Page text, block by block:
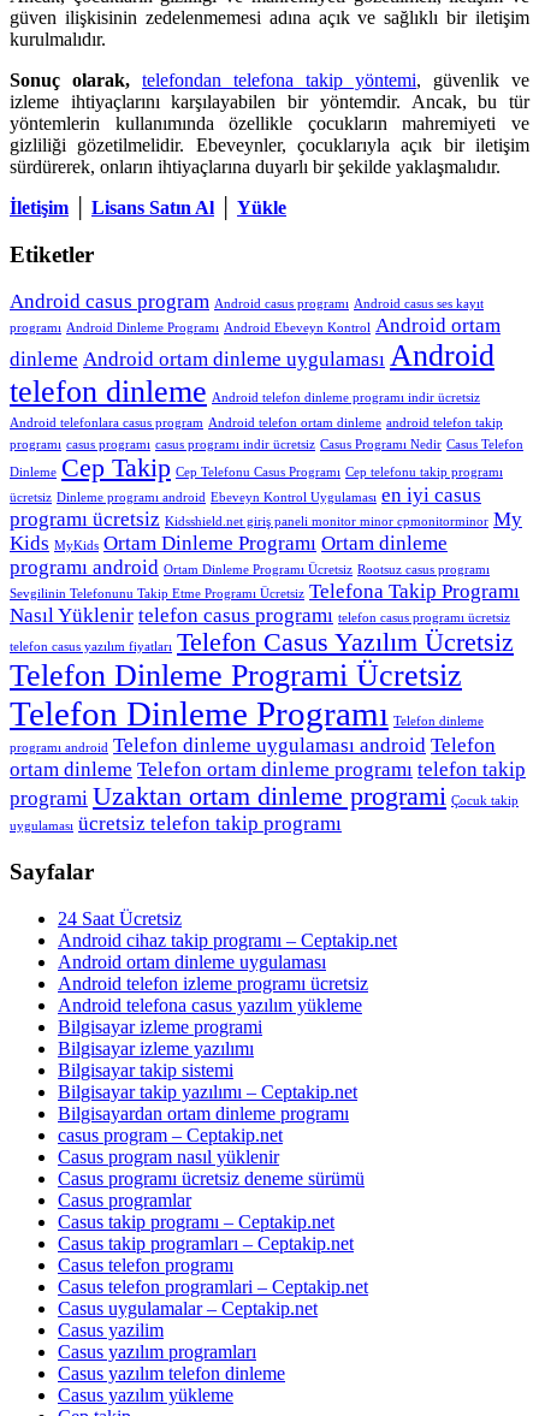
güven ilişkisinin zedelenmemesi adına açık ve sağlıklı bir iletişim
kurulmalıdır.
Sonuç olarak, telefondan telefona takip yöntemi, güvenlik ve
izleme ihtiyaçlarını karşılayabilen bir yöntemdir. Ancak, bu tür
yöntemlerin kullanımında özellikle çocukların mahremiyeti ve
gizliliği gözetilmelidir. Ebeveynler, çocuklarıyla açık bir iletişim
sürdürerek, onların ihtiyaçlarına duyarlı bir şekilde yaklaşmalıdır.
İletişim
Lisans Satın Al Yükle
Etiketler
Android casus program Android casus programı Android casus ses kayıt
programı Android Dinleme Programı Android Ebeveyn Kontrol Android ortam
dinleme Android ortam dinleme uygulaması Android
telefon dinleme Android telefon dinleme programı indir ücretsiz
Android telefonlara casus program Android telefon ortam dinleme android telefon takip
programı casus programı casus programı indir ücretsiz Casus Programı Nedir Casus Telefon
Dinleme Cep Takip Cep Telefonu Casus Programı Cep telefonu takip programı
ücretsiz Dinleme programı android Ebeveyn Kontrol Uygulaması en iyi casus
programı ücretsiz Kidsshield.net giriş paneli monitor minor cpmonitorminor My
Kids MyKids Ortam Dinleme Programı Ortam dinleme
programı android Ortam Dinleme Programı Ücretsiz Rootsuz casus programı
Sevgilinin Telefonunu Takip Etme Programı Ücretsiz Telefona Takip Programı
Nasıl Yüklenir telefon casus programı telefon casus programı ücretsiz
telefon casus yazılım fiyatları Telefon Casus Yazılım Ücretsiz
Telefon Dinleme Programi Ücretsiz
Telefon Dinleme Programı Telefon dinleme
programı android Telefon dinleme uygulaması android Telefon
ortam dinleme Telefon ortam dinleme programı telefon takip
programi Uzaktan ortam dinleme programi Çocuk takip
uygulaması ücretsiz telefon takip programı
Sayfalar
24 Saat Ücretsiz
Android cihaz takip programı – Ceptakip.net
Android ortam dinleme uygulaması
Android telefon izleme programı ücretsiz
Android telefona casus yazılım yükleme
Bilgisayar izleme programi
Bilgisayar izleme yazılımı
Bilgisayar takip sistemi
Bilgisayar takip yazılımı – Ceptakip.net
Bilgisayardan ortam dinleme programı
casus program – Ceptakip.net
Casus program nasıl yüklenir
Casus programı ücretsiz deneme sürümü
Casus programlar
Casus takip programı – Ceptakip.net
Casus takip programları – Ceptakip.net
Casus telefon programı
Casus telefon programlari – Ceptakip.net
Casus uygulamalar – Ceptakip.net
Casus yazilim
Casus yazılım programları
Casus yazılım telefon dinleme
Casus yazılım yükleme